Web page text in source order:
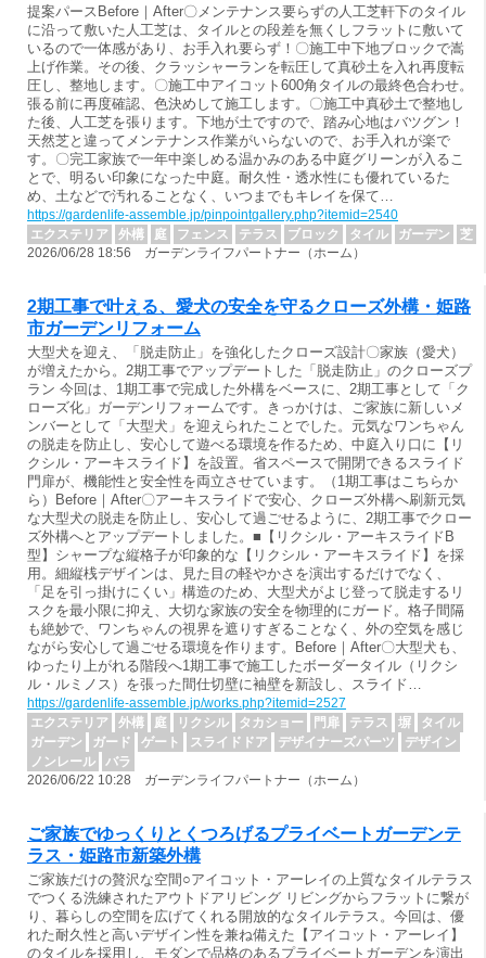
提案パースBefore｜After〇メンテナンス要らずの人工芝軒下のタイル
に沿って敷いた人工芝は、タイルとの段差を無くしフラットに敷いて
いるので一体感があり、お手入れ要らず！〇施工中下地ブロックで嵩
上げ作業。その後、クラッシャーランを転圧して真砂土を入れ再度転
圧し、整地します。〇施工中アイコット600角タイルの最終色合わせ。
張る前に再度確認、色決めして施工します。〇施工中真砂土で整地し
た後、人工芝を張ります。下地が土ですので、踏み心地はバツグン！
天然芝と違ってメンテナンス作業がいらないので、お手入れが楽で
す。〇完工家族で一年中楽しめる温かみのある中庭グリーンが入るこ
とで、明るい印象になった中庭。耐久性・透水性にも優れているた
め、土などで汚れることなく、いつまでもキレイを保て…
https://gardenlife-assemble.jp/pinpointgallery.php?itemid=2540
エクステリア
外構 庭 フェンス テラス ブロック タイル ガーデン
芝
2026/06/28 18:56 ガーデンライフパートナー（ホーム）
2期工事で叶える、愛犬の安全を守るクローズ外構・姫路
市ガーデンリフォーム
大型犬を迎え、「脱走防止」を強化したクローズ設計〇家族（愛犬）
が増えたから。2期工事でアップデートした「脱走防止」のクローズプ
ラン 今回は、1期工事で完成した外構をベースに、2期工事として「ク
ローズ化」ガーデンリフォームです。きっかけは、ご家族に新しいメ
ンバーとして「大型犬」を迎えられたことでした。元気なワンちゃん
の脱走を防止し、安心して遊べる環境を作るため、中庭入り口に【リ
クシル・アーキスライド】を設置。省スペースで開閉できるスライド
門扉が、機能性と安全性を両立させています。（1期工事はこちらか
ら）Before｜After〇アーキスライドで安心、クローズ外構へ刷新元気
な大型犬の脱走を防止し、安心して過ごせるように、2期工事でクロー
ズ外構へとアップデートしました。■【リクシル・アーキスライドB
型】シャープな縦格子が印象的な【リクシル・アーキスライド】を採
用。細縦桟デザインは、見た目の軽やかさを演出するだけでなく、
「足を引っ掛けにくい」構造のため、大型犬がよじ登って脱走するリ
スクを最小限に抑え、大切な家族の安全を物理的にガード。格子間隔
も絶妙で、ワンちゃんの視界を遮りすぎることなく、外の空気を感じ
ながら安心して過ごせる環境を作ります。Before｜After〇大型犬も、
ゆったり上がれる階段へ1期工事で施工したボーダータイル（リクシ
ル・ルミノス）を張った間仕切壁に袖壁を新設し、スライド…
https://gardenlife-assemble.jp/works.php?itemid=2527
エクステリア
外構 庭 リクシル タカショー 門扉 テラス 塀
タイル
ガーデン
ガード ゲート スライドドア デザイナーズパーツ
デザイン
ノンレール
バラ
2026/06/22 10:28 ガーデンライフパートナー（ホーム）
ご家族でゆっくりとくつろげるプライベートガーデンテ
ラス・姫路市新築外構
ご家族だけの贅沢な空間○アイコット・アーレイの上質なタイルテラス
でつくる洗練されたアウトドアリビング リビングからフラットに繋が
り、暮らしの空間を広げてくれる開放的なタイルテラス。今回は、優
れた耐久性と高いデザイン性を兼ね備えた【アイコット・アーレイ】
のタイルを採用し、モダンで品格のあるプライベートガーデンを演出